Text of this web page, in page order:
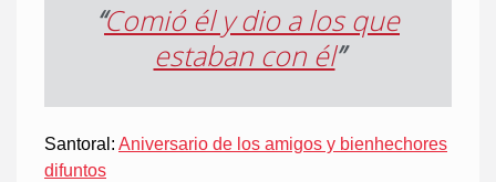
“Comió él y dio a los que
estaban con él”
Santoral: Aniversario de los amigos y bienhechores
difuntos